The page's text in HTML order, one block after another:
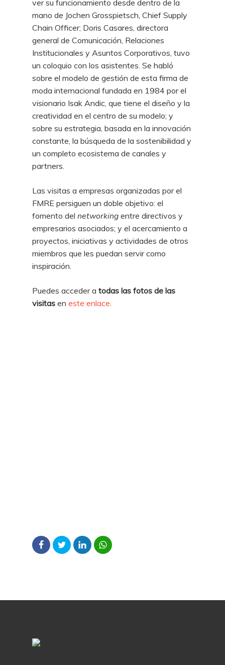
ver su funcionamiento desde dentro de la
mano de Jochen Grosspietsch, Chief Supply
Chain Officer; Doris Casares, directora
general de Comunicación, Relaciones
Institucionales y Asuntos Corporativos, tuvo
un coloquio con los asistentes. Se habló
sobre el modelo de gestión de esta firma de
moda internacional fundada en 1984 por el
visionario Isak Andic, que tiene el diseño y la
creatividad en el centro de su modelo; y
sobre su estrategia, basada en la innovación
constante, la búsqueda de la sostenibilidad y
un completo ecosistema de canales y
partners.
Las visitas a empresas organizadas por el
FMRE persiguen un doble objetivo: el
fomento delnetworking entre directivos y
empresarios asociados; y el acercamiento a
proyectos, iniciativas y actividades de otros
miembros que les puedan servir como
inspiración.
Puedes acceder atodas las fotos de las
visitas eneste enlace